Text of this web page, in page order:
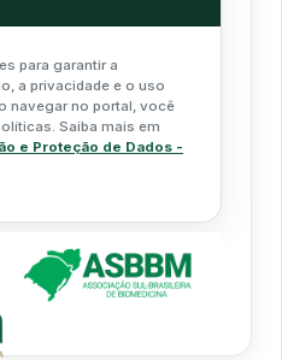
para garantir a
a privacidade e o uso
navegar no portal, você
Saiba mais em
e Proteção de Dados -